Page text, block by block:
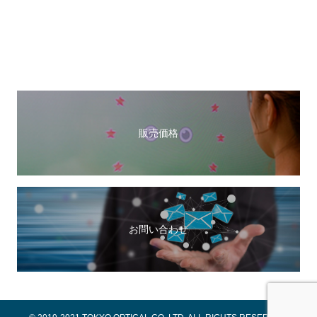
販売価格
お問い合わせ